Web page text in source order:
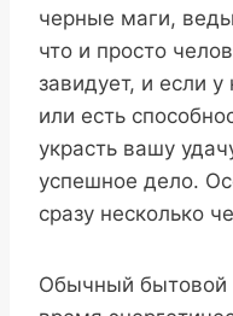
черные маги,
что и просто
завидует, и если у
или есть
украсть вашу
успешное дело.
сразу несколько
Обычный бытовой